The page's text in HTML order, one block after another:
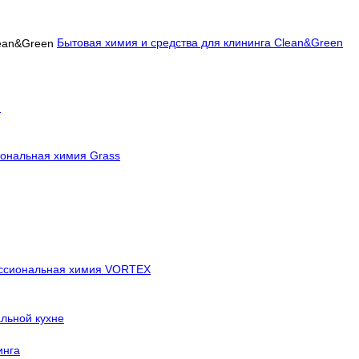
Бытовая химия и средства для клининга Clean&Green
химия Grass
химия VORTEX
кухне